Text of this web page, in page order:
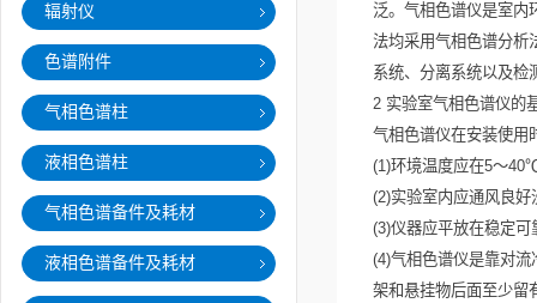
辐射仪
色谱附件
气相色谱柱
液相色谱柱
气相色谱备件及耗材
液相色谱备件及耗材
泛。气相色谱仪是室内
法均采用气相色谱分析
系统、分离系统以及检
2 实验室气相色谱仪的
气相色谱仪在安装使用
(1)环境温度应在5～40
(2)实验室内应通风良
(3)仪器应平放在稳定可
(4)气相色谱仪是靠对流
架和悬挂物后面至少留